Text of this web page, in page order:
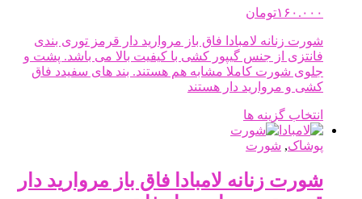
است
در
صفحه
محصول
شوند
۱۶۰.۰۰۰تومان
شورت زنانه لامبادا فاق باز مروارید دار قرمز توری بندی
فانتزی از جنس گیپور کشی با کیفیت بالا می باشد. پشت و
جلوی شورت کاملا مشابه هم هستند. بند های سفیدد فاق
کشی و مروارید دار هستند
انتخاب گزینه ها
محصول
مختلفی
می
پوشاک, شورت
شورت زنانه لامبادا فاق باز مروارید دار